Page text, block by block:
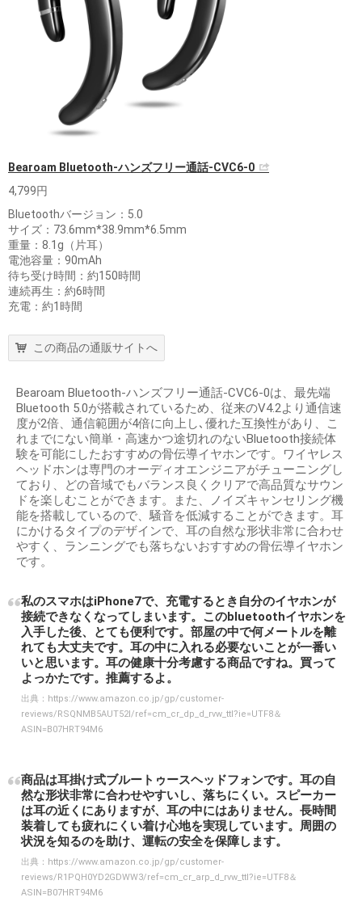
Bearoam Bluetooth-ハンズフリー通話-CVC6-0
4,799円
Bluetoothバージョン：5.0
サイズ：73.6mm*38.9mm*6.5mm
重量：8.1g（片耳）
電池容量：90mAh
待ち受け時間：約150時間
連続再生：約6時間
充電：約1時間
この商品の通販サイトへ
Bearoam Bluetooth-ハンズフリー通話-CVC6-0は、最先端
Bluetooth 5.0が搭載されているため、従来のV4.2より通信速
度が2倍、通信範囲が4倍に向上し､優れた互換性があり、こ
れまでにない簡単・高速かつ途切れのないBluetooth接続体
験を可能にしたおすすめの骨伝導イヤホンです。ワイヤレス
ヘッドホンは専門のオーディオエンジニアがチューニングし
ており、どの音域でもバランス良くクリアで高品質なサウン
ドを楽しむことができます。また、ノイズキャンセリング機
能を搭載しているので、騒音を低減することができます。耳
にかけるタイプのデザインで、耳の自然な形状非常に合わせ
やすく、ランニングでも落ちないおすすめの骨伝導イヤホン
です。
私のスマホはiPhone7で、充電するとき自分のイヤホンが
接続できなくなってしまいます。このbluetoothイヤホンを
入手した後、とても便利です。部屋の中で何メートルを離
れても大丈夫です。耳の中に入れる必要ないことが一番い
いと思います。耳の健康十分考慮する商品ですね。買って
よっかたです。推薦するよ。
出典： https://www.amazon.co.jp/gp/customer-
reviews/RSQNMB5AUT52I/ref=cm_cr_dp_d_rvw_ttl?ie=UTF8＆
ASIN=B07HRT94M6
商品は耳掛け式ブルートゥースヘッドフォンです。耳の自
然な形状非常に合わせやすいし、落ちにくい。スピーカー
は耳の近くにありますが、耳の中にはありません。長時間
装着しても疲れにくい着け心地を実現しています。周囲の
状況を知るのを助け、運転の安全を保障します。
出典： https://www.amazon.co.jp/gp/customer-
reviews/R1PQH0YD2GDWW3/ref=cm_cr_arp_d_rvw_ttl?ie=UTF8＆
ASIN=B07HRT94M6